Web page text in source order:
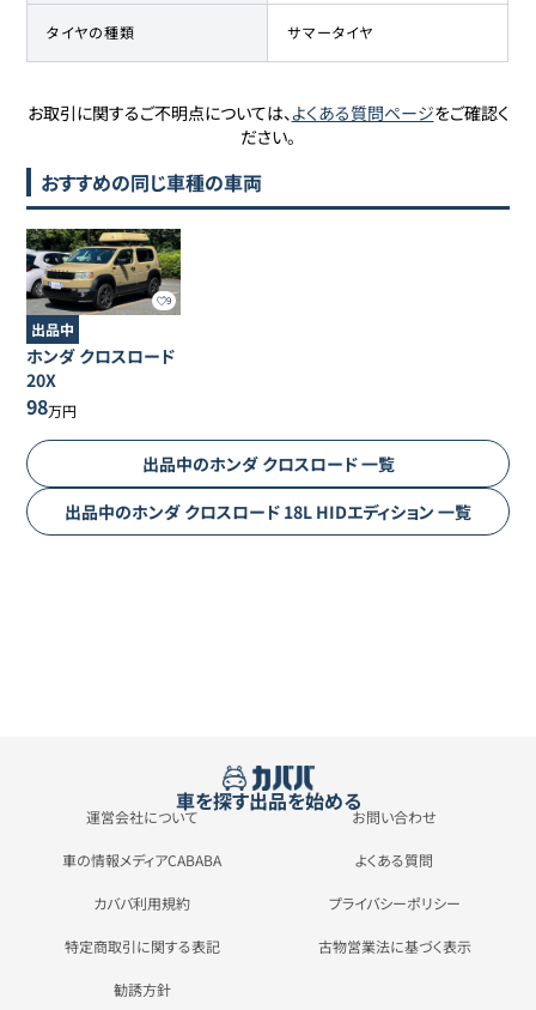
タイヤの種類 サマータイヤ
お取引に関するご不明点については、よくある質問ページをご確認く
ださい。
おすすめの同じ車種の車両
9
出品中
ホンダ クロスロード
20X
98万円
出品中のホンダ クロスロード一覧
出品中のホンダ クロスロード 18L HIDエディション 一覧
車を探す出品を始める
運営会社について お問い合わせ
車の情報メディアCABABA よくある質問
カババ利用規約 プライバシーポリシー
特定商取引に関する表記 古物営業法に基づく表示
勧誘方針